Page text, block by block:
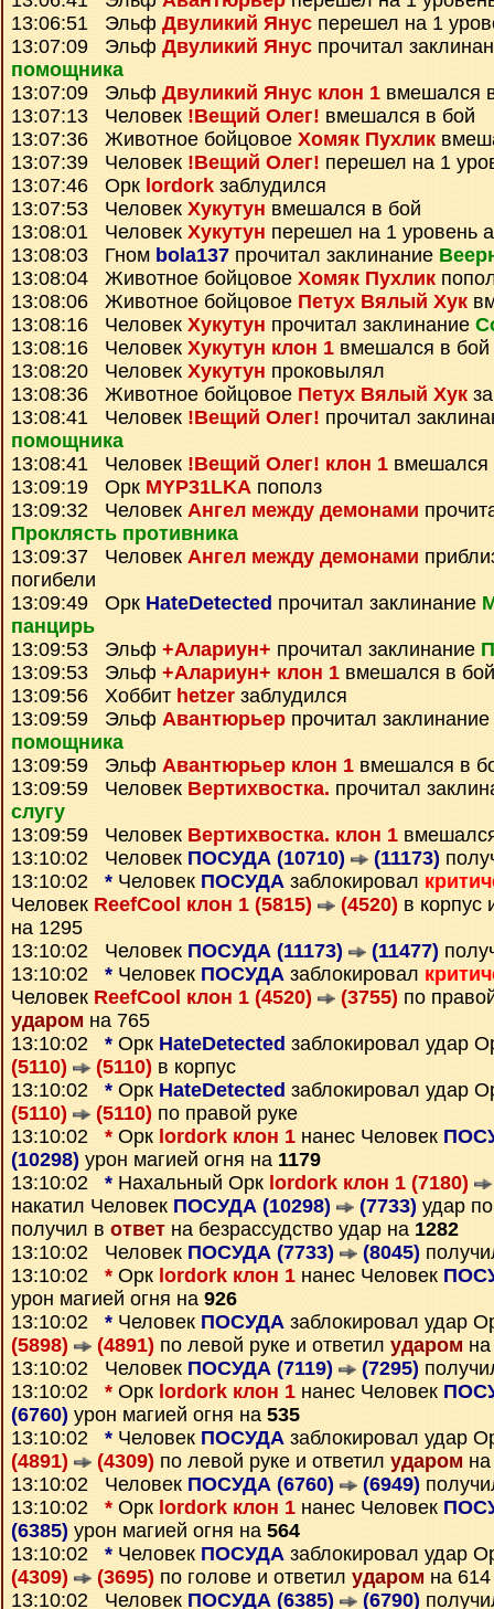
13:06:51 Эльф Двуликий Янус перешел на 1
13:07:09 Эльф Двуликий Янус прочитал
помощника
13:07:09 Эльф Двуликий Янус клон 1 вмешался
13:07:13 Человек !Вещий Олег! вмешался в бой
13:07:36 Животное бойцовое Хомяк Пухлик
13:07:39 Человек !Вещий Олег! перешел на 1
13:07:46 Орк lordork заблудился
13:07:53 Человек Хукутун вмешался в бой
13:08:01 Человек Хукутун перешел на 1 уровень
13:08:03 Гном bola137 прочитал заклинание
13:08:04 Животное бойцовое Хомяк Пухлик
13:08:06 Животное бойцовое Петух Вялый Хук
13:08:16 Человек Хукутун прочитал заклинание
13:08:16 Человек Хукутун клон 1 вмешался в бой
13:08:20 Человек Хукутун проковылял
13:08:36 Животное бойцовое Петух Вялый Хук
13:08:41 Человек !Вещий Олег! прочитал
помощника
13:08:41 Человек !Вещий Олег! клон 1 вмешался
13:09:19 Орк MYP31LKA пополз
13:09:32 Человек Ангел между демонами
Проклясть противника
13:09:37 Человек Ангел между демонами
погибели
13:09:49 Орк HateDetected прочитал заклинание
панцирь
13:09:53 Эльф +Алариун+ прочитал заклинание
13:09:53 Эльф +Алариун+ клон 1 вмешался в бой
13:09:56 Хоббит hetzer заблудился
13:09:59 Эльф Авантюрьер прочитал заклинание
помощника
13:09:59 Эльф Авантюрьер клон 1 вмешался в
13:09:59 Человек Вертихвостка. прочитал
слугу
13:09:59 Человек Вертихвостка. клон 1
13:10:02 Человек ПОСУДА (10710) (11173)
13:10:02 * Человек ПОСУДА заблокировал
Человек ReefCool клон 1 (5815) (4520) в корпус
на 1295
13:10:02 Человек ПОСУДА (11173) (11477)
13:10:02 * Человек ПОСУДА заблокировал
Человек ReefCool клон 1 (4520) (3755) по
ударом на 765
13:10:02 * Орк HateDetected заблокировал удар
(5110)
(5110) в корпус
13:10:02 * Орк HateDetected заблокировал удар
(5110)
(5110) по правой руке
13:10:02 * Орк lordork клон 1 нанес Человек
(10298) урон магией огня на 1179
13:10:02 * Нахальный Орк lordork клон 1 (7180)
накатил Человек ПОСУДА (10298) (7733) удар
получил в ответ на безрассудство удар на 1282
13:10:02 Человек ПОСУДА (7733) (8045)
13:10:02 * Орк lordork клон 1 нанес Человек
урон магией огня на 926
13:10:02 * Человек ПОСУДА заблокировал удар
(5898)
(4891) по левой руке и ответил ударом
13:10:02 Человек ПОСУДА (7119) (7295)
13:10:02 * Орк lordork клон 1 нанес Человек
(6760) урон магией огня на 535
13:10:02 * Человек ПОСУДА заблокировал удар
(4891)
(4309) по левой руке и ответил ударом
13:10:02 Человек ПОСУДА (6760) (6949)
13:10:02 * Орк lordork клон 1 нанес Человек
(6385) урон магией огня на 564
13:10:02 * Человек ПОСУДА заблокировал удар
(4309)
(3695) по голове и ответил ударом на 614
13:10:02 Человек ПОСУДА (6385) (6790)